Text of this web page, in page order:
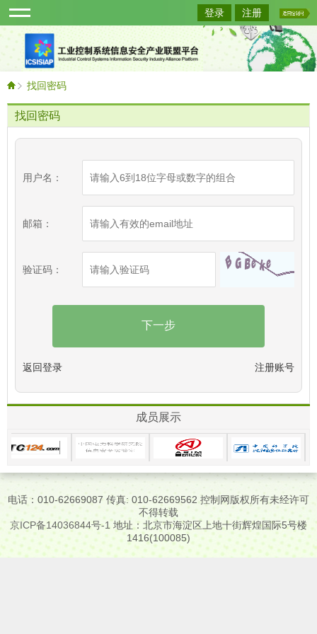
登录 注册
找回密码
找回密码
用户名：
邮箱：
验证码：
下一步
返回登录 注册账号
成员展示
电话：010-62669087 传真: 010-62669562 控制网版权所有未经许可
不得转载
京ICP备14036844号-1 地址：北京市海淀区上地十街辉煌国际5号楼
1416(100085)